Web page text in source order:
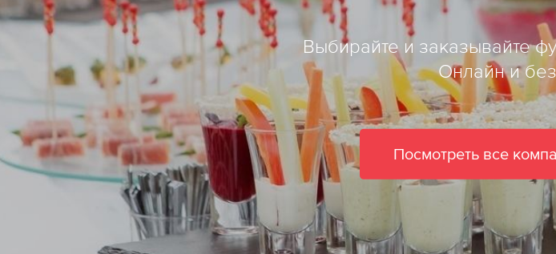
Выбирайте и заказывайте
Онлайн и
Посмотреть все